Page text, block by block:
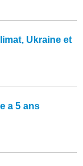
Ukraine et
a 5 ans